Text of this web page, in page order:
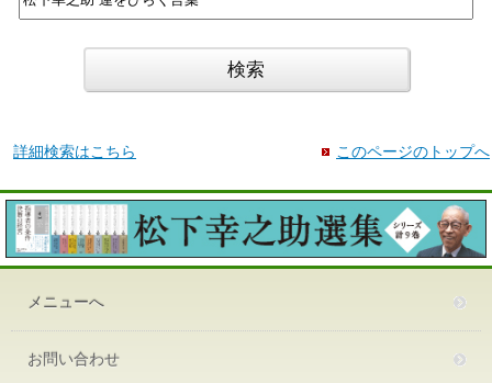
詳細検索はこちら このページのトップへ
メニューへ
お問い合わせ